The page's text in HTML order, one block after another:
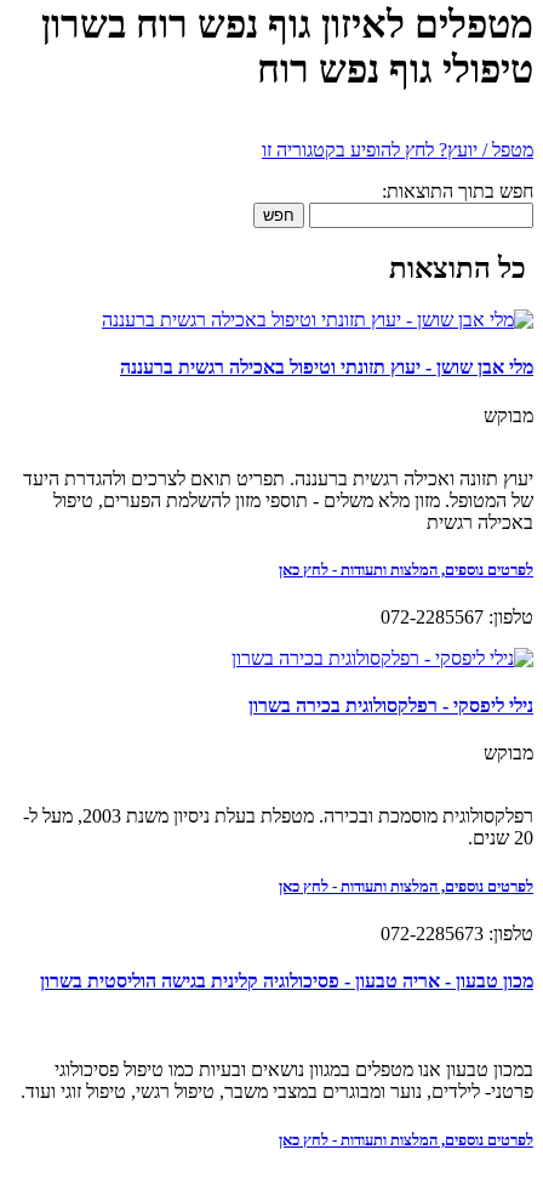
מטפלים לאיזון גוף נפש רוח בשרון
טיפולי גוף נפש רוח
מטפל / יועץ? לחץ להופיע בקטגוריה זו
חפש בתוך התוצאות:
חפש
כל התוצאות
מלי אבן שושן - יעוץ תזונתי וטיפול באכילה רגשית ברעננה
מבוקש
יעוץ תזונה ואכילה רגשית ברעננה. תפריט תואם לצרכים ולהגדרת היעד
של המטופל. מזון מלא משלים - תוספי מזון להשלמת הפערים, טיפול
באכילה רגשית
לפרטים נוספים, המלצות ותעודות - לחץ כאן
טלפון: 072-2285567
נילי ליפסקי - רפלקסולוגית בכירה בשרון
מבוקש
רפלקסולוגית מוסמכת ובכירה. מטפלת בעלת ניסיון משנת 2003, מעל ל-
20 שנים.
לפרטים נוספים, המלצות ותעודות - לחץ כאן
טלפון: 072-2285673
מכון טבעון - אריה טבעון - פסיכולוגיה קלינית בגישה הוליסטית בשרון
במכון טבעון אנו מטפלים במגוון נושאים ובעיות כמו טיפול פסיכולוגי
פרטני- לילדים, נוער ומבוגרים במצבי משבר, טיפול רגשי, טיפול זוגי ועוד.
לפרטים נוספים, המלצות ותעודות - לחץ כאן